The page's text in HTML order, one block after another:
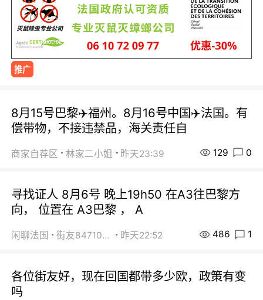
推广
8月15号巴黎✈️福州。8月16号中国✈️法国。有
偿带物，不接违禁品，海关责任自
商家自荐区 林家二小姐 昨天23:39 129 0
寻找证人 8月6号 晚上19h50 在A3往巴黎方
向， 位置在 A3巴黎 ， A
闲聊法国 街友84710671 昨天22:52 486 1
各位街友好，现在回国都带多少欧，政策有变
吗